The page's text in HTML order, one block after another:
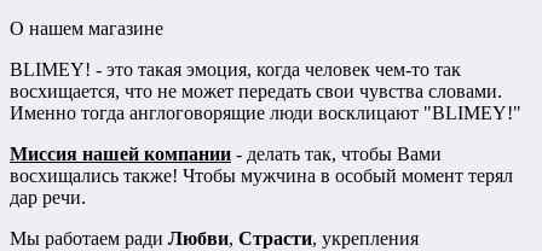
О нашем магазине
BLIMEY! - это такая эмоция, когда человек чем-то так
восхищается, что не может передать свои чувства словами.
Именно тогда англоговорящие люди восклицают "BLIMEY!"
Миссия нашей компании - делать так, чтобы Вами
восхищались также! Чтобы мужчина в особый момент терял
дар речи.
Мы работаем ради Любви, Страсти, укрепления